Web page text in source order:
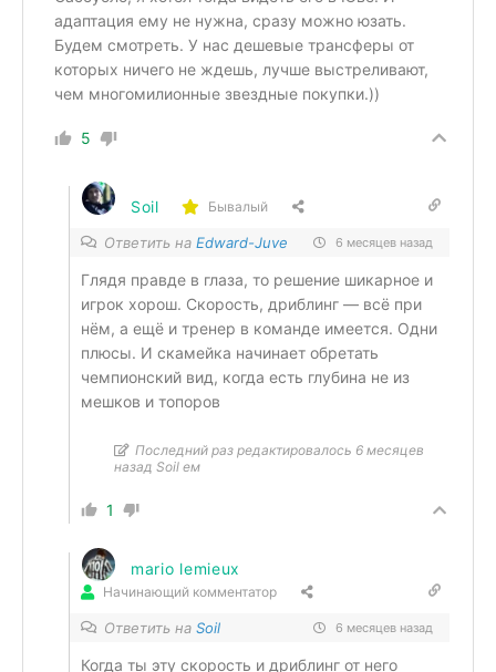
адаптация ему не нужна, сразу можно юзать.
Будем смотреть. У нас дешевые трансферы от
которых ничего не ждешь, лучше выстреливают,
чем многомилионные звездные покупки.))
5
Soil Бывалый
Ответить на Edward-Juve 6 месяцев назад
Глядя правде в глаза, то решение шикарное и
игрок хорош. Скорость, дриблинг — всё при
нём, а ещё и тренер в команде имеется. Одни
плюсы. И скамейка начинает обретать
чемпионский вид, когда есть глубина не из
мешков и топоров
Последний раз редактировалось 6 месяцев
назад Soil ем
1
mario lemieux
Начинающий комментатор
Ответить на Soil 6 месяцев назад
Когда ты эту скорость и дриблинг от него